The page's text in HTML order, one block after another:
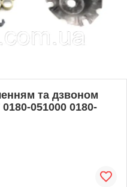
та дзвоном
051000 0180-